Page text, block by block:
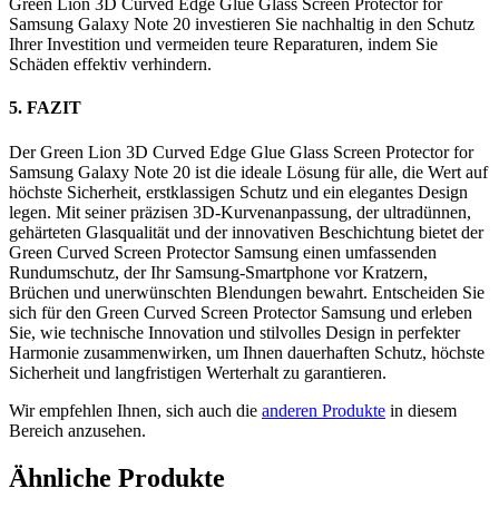
Green Lion 3D Curved Edge Glue Glass Screen Protector for
Samsung Galaxy Note 20 investieren Sie nachhaltig in den Schutz
Ihrer Investition und vermeiden teure Reparaturen, indem Sie
Schäden effektiv verhindern.
5. FAZIT
Der Green Lion 3D Curved Edge Glue Glass Screen Protector for
Samsung Galaxy Note 20 ist die ideale Lösung für alle, die Wert auf
höchste Sicherheit, erstklassigen Schutz und ein elegantes Design
legen. Mit seiner präzisen 3D-Kurvenanpassung, der ultradünnen,
gehärteten Glasqualität und der innovativen Beschichtung bietet der
Green Curved Screen Protector Samsung einen umfassenden
Rundumschutz, der Ihr Samsung-Smartphone vor Kratzern,
Brüchen und unerwünschten Blendungen bewahrt. Entscheiden Sie
sich für den Green Curved Screen Protector Samsung und erleben
Sie, wie technische Innovation und stilvolles Design in perfekter
Harmonie zusammenwirken, um Ihnen dauerhaften Schutz, höchste
Sicherheit und langfristigen Werterhalt zu garantieren.
Wir empfehlen Ihnen, sich auch die anderen Produkte in diesem
Bereich anzusehen.
Ähnliche Produkte